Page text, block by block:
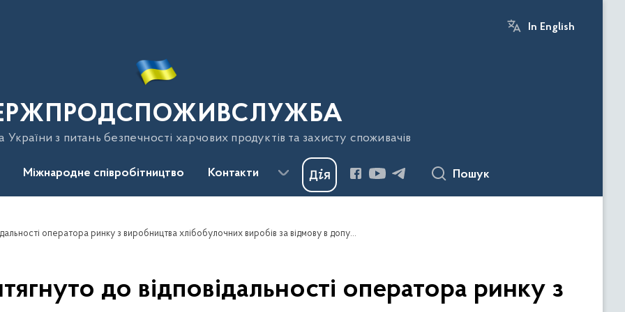
In English
з питань безпечності харчових продуктів та захисту споживачів
Міжнародне співробітництво Контакти Пошук
На Хмельниччині притягнуто до відповідальності оператора ринку з виробництва хлібобулочних виробів за відмову в допуску посадової особи до здійснення позапланового інспектування
до відповідальності оператора ринку з